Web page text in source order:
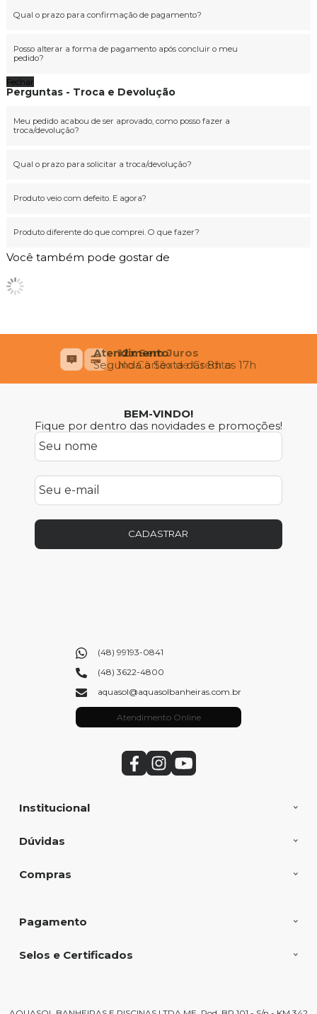
Qual o prazo para confirmação de pagamento?
Posso alterar a forma de pagamento após concluir o meu
pedido?
Fechar
Perguntas - Troca e Devolução
Meu pedido acabou de ser aprovado, como posso fazer a
troca/devolução?
Qual o prazo para solicitar a troca/devolução?
Produto veio com defeito. E agora?
Produto diferente do que comprei. O que fazer?
Você também pode gostar de
Atendimento
Segunda à Sexta das 8h as 17h
BEM-VINDO!
Fique por dentro das novidades e promoções!
CADASTRAR
Institucional
Dúvidas
Compras
(48) 99193-0841
(48) 3622-4800
aquasol@aquasolbanheiras.com.br
Atendimento Online
Pagamento
Selos e Certificados